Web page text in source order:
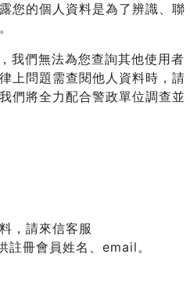
您的個人資料是為了辨識、聯
我們無法為您查詢其他使用者
上問題需查閱他人資料時，請
們將全力配合警政單位調查並
，請來信客服
冊會員姓名、email。